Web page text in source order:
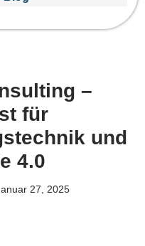
–
für
und
4.0
27, 2025